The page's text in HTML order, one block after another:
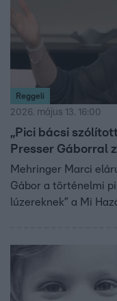
Reggeli
2026. május 13. 16:00
„Pici bácsi
Presser Gáborral
Mehringer Marci
Gábor a történelmi
lúzereknek” a Mi